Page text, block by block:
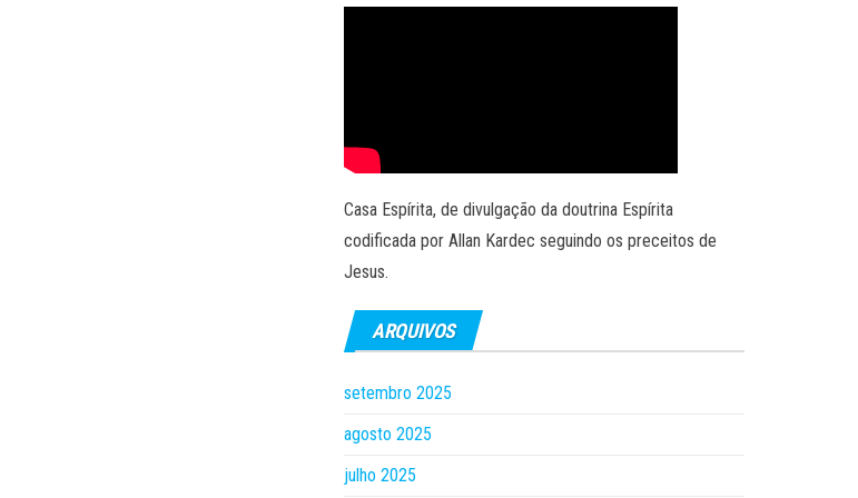
Casa Espírita, de divulgação da doutrina Espírita
codificada por Allan Kardec seguindo os preceitos de
Jesus.
ARQUIVOS
setembro 2025
agosto 2025
julho 2025